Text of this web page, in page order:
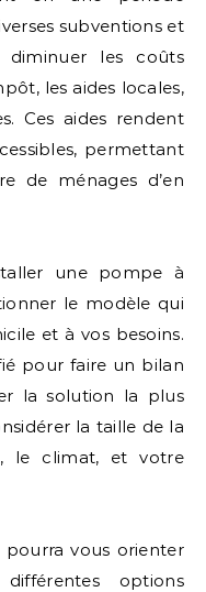
subventions et
les coûts
les aides locales,
Ces aides rendent
permettant
de ménages d’en
une pompe à
le modèle qui
et à vos besoins.
pour faire un bilan
la solution la plus
la taille de la
le climat, et votre
vous orienter
options